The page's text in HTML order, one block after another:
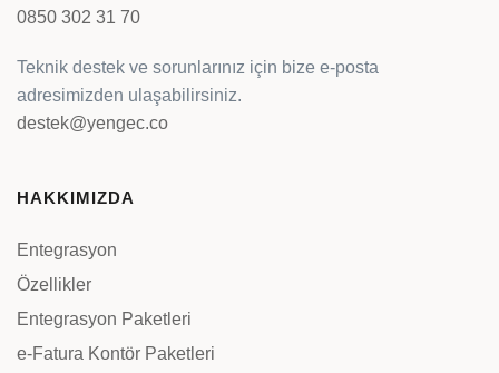
0850 302 31 70
Teknik destek ve sorunlarınız için bize e-posta
adresimizden ulaşabilirsiniz.
destek@yengec.co
HAKKIMIZDA
Entegrasyon
Özellikler
Entegrasyon Paketleri
e-Fatura Kontör Paketleri